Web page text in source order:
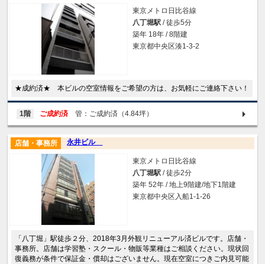
東京メトロ日比谷線
八丁堀駅 / 徒歩5分
築年 18年 / 8階建
東京都中央区湊1-3-2
★成約済★ 本ビルの空室情報をご希望の方は、お気軽にご連絡下さい！
1階 ご成約済 管：ご成約済（4.84坪）
永井ビル
店舗・事務所
東京メトロ日比谷線
八丁堀駅 / 徒歩2分
築年 52年 / 地上9階建/地下1階建
東京都中央区入船1-1-26
「八丁堀」駅徒歩２分、2018年3月外観リニューアル済ビルです。店舗・
事務所。店舗は学習塾・スクール・物販等業種はご相談ください。現状回
復義務が条件で保証金・償却はございません。現在空室につきご内見可能